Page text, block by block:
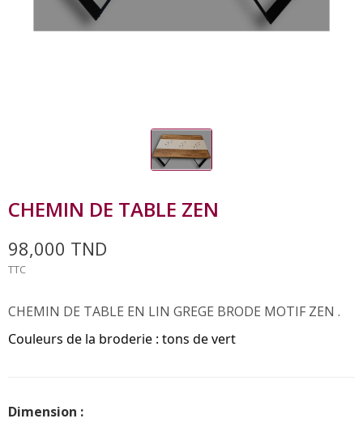
CHEMIN DE TABLE ZEN
98,000 TND
TTC
CHEMIN DE TABLE EN LIN GREGE BRODE MOTIF ZEN .
Couleurs de la broderie : tons de vert
Dimension :